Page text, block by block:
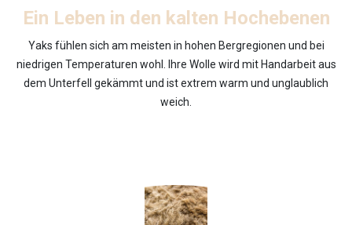
Ein Leben in den kalten Hochebenen
Yaks fühlen sich am meisten in hohen Bergregionen und bei
niedrigen Temperaturen wohl. Ihre Wolle wird mit Handarbeit aus
dem Unterfell gekämmt und ist extrem warm und unglaublich
weich.